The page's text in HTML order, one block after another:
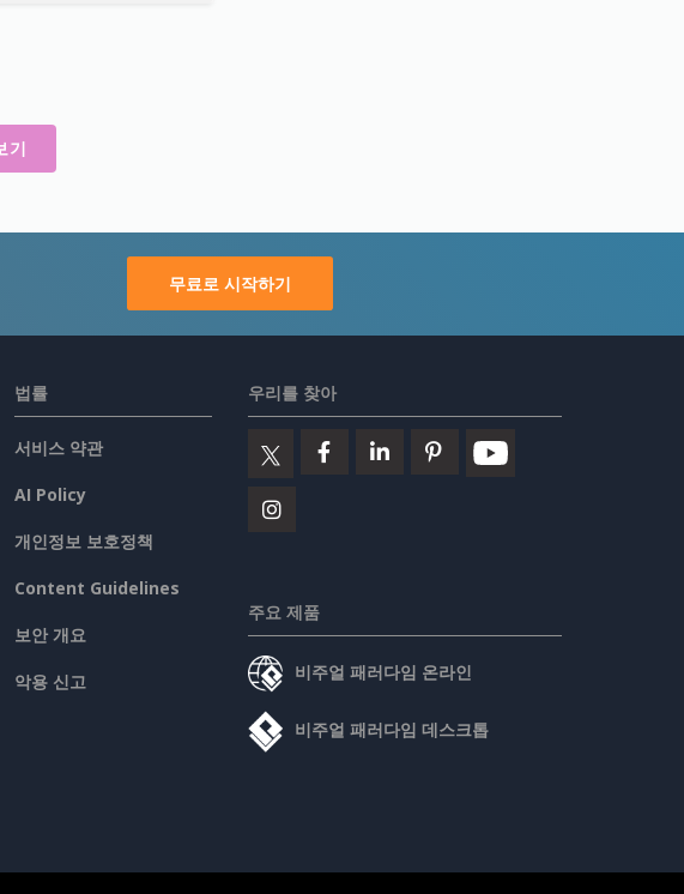
기
무료로 시작하기
법률
서비스 약관
AI Policy
개인정보 보호정책
Content Guidelines
보안 개요
악용 신고
우리를 찾아
주요 제품
비주얼 패러다임 온라인
비주얼 패러다임 데스크톱